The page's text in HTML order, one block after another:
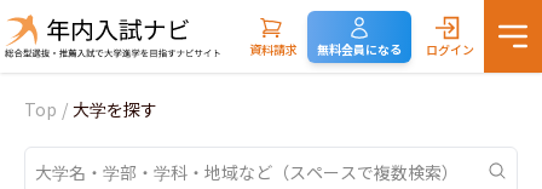
資料請求 無料会員になる ログイン
Top / 大学を探す